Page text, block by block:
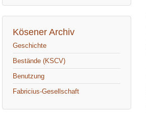
Kösener Archiv
Geschichte
Bestände (KSCV)
Benutzung
Fabricius-Gesellschaft